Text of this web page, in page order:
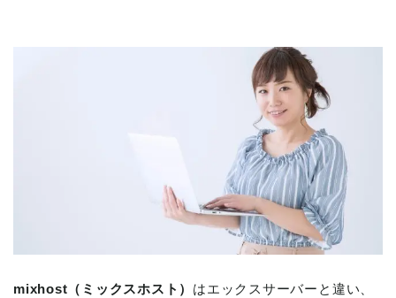
mixhost（ミックスホスト） はエックスサーバーと違い、